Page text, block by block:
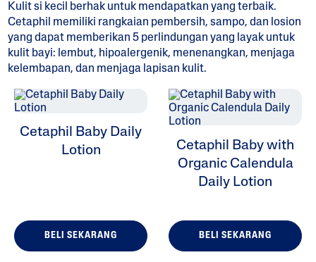
ALL FILTERS
Jenis Kulit
Kulit si kecil berhak untuk mendapatkan yang terbaik.
Cetaphil memiliki rangkaian pembersih, sampo, dan losion
yang dapat memberikan 5 perlindungan yang layak untuk
kulit bayi: lembut, hipoalergenik, menenangkan, menjaga
kelembapan, dan menjaga lapisan kulit.
Cetaphil Baby Daily
Lotion
BELI SEKARANG
Cetaphil Baby with
Organic Calendula
Daily Lotion
BELI SEKARANG